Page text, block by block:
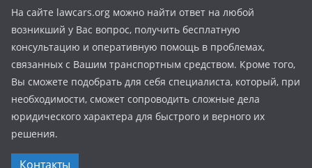
На сайте lawcars.org можно найти ответ на любой
возникший у Вас вопрос, получить бесплатную
консультацию и оперативную помощь в проблемах,
связанных с Вашим транспортным средством. Кроме того,
Вы сможете подобрать для себя специалиста, который, при
необходимости, сможет сопроводить сложные дела
юридического характера для быстрого и верного их
решения.
Контакты